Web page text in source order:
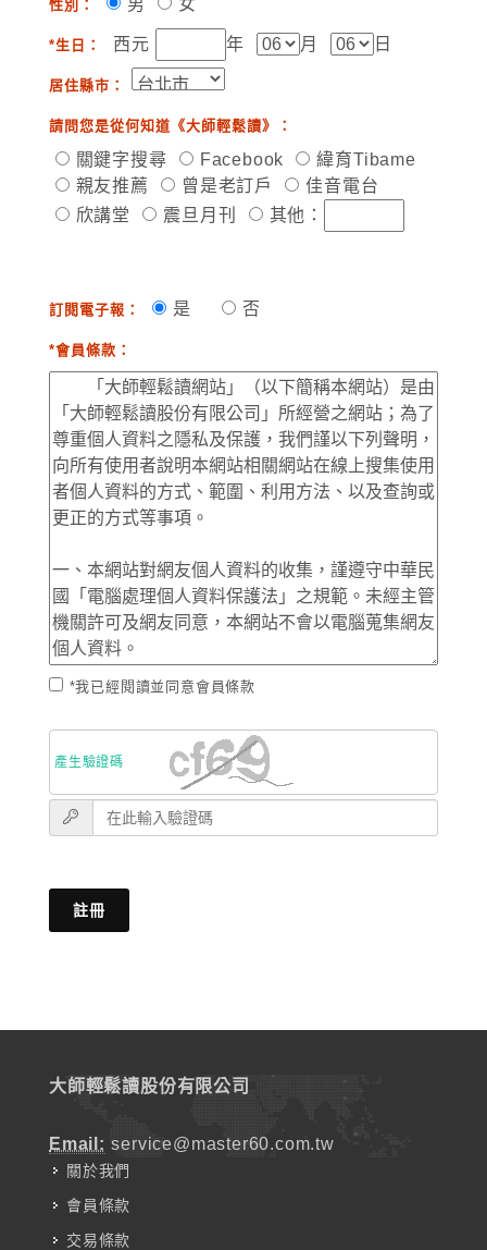
性別： 男 女
*生日： 西元 年 月 日
居住縣市：
請問您是從何知道《大師輕鬆讀》：
關鍵字搜尋 Facebook
緯育Tibame
親友推薦
曾是老訂戶
佳音電台
欣講堂
震旦月刊 其他：
訂閱電子報： 是 否
*會員條款：
*我已經閱讀並同意會員條款
產生驗證碼
註冊
大師輕鬆讀股份有限公司
Email: service@master60.com.tw
關於我們
會員條款
交易條款